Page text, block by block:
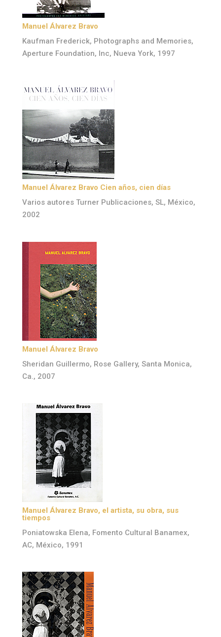
Manuel Álvarez Bravo
Kaufman Frederick, Photographs and Memories,
Aperture Foundation, Inc, Nueva York, 1997
Manuel Álvarez Bravo Cien años, cien días
Varios autores Turner Publicaciones, SL, México,
2002
Manuel Álvarez Bravo
Sheridan Guillermo, Rose Gallery, Santa Monica,
Ca., 2007
Manuel Álvarez Bravo, el artista, su obra, sus
tiempos
Poniatowska Elena, Fomento Cultural Banamex,
AC, México, 1991